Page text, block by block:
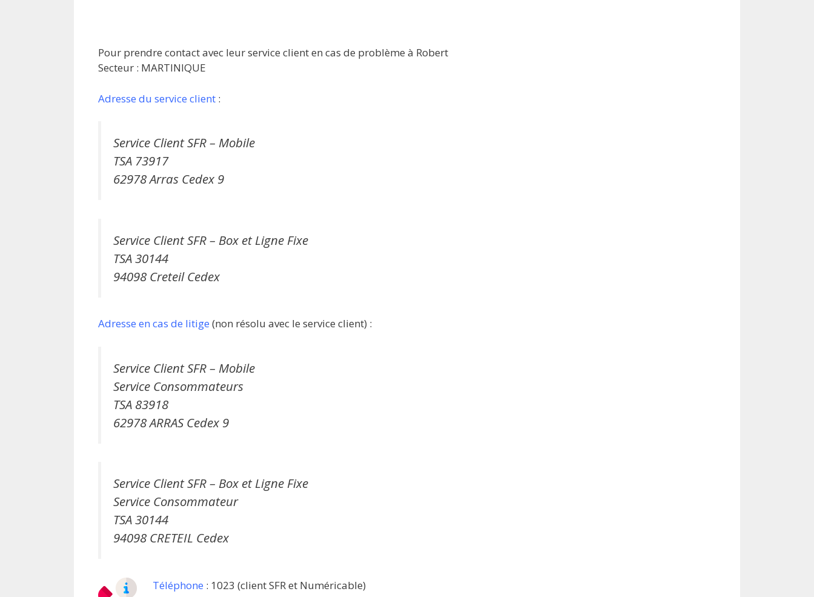
Pour prendre contact avec leur service client en cas de problème à Robert
Secteur : MARTINIQUE
Adresse du service client :
Service Client SFR – Mobile
TSA 73917
62978 Arras Cedex 9
Service Client SFR – Box et Ligne Fixe
TSA 30144
94098 Creteil Cedex
Adresse en cas de litige (non résolu avec le service client) :
Service Client SFR – Mobile
Service Consommateurs
TSA 83918
62978 ARRAS Cedex 9
Service Client SFR – Box et Ligne Fixe
Service Consommateur
TSA 30144
94098 CRETEIL Cedex
Téléphone : 1023 (client SFR et Numéricable)